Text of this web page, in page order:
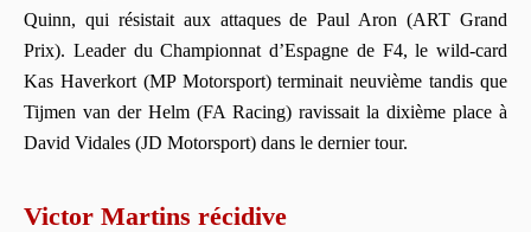
Quinn, qui résistait aux attaques de Paul Aron (ART Grand
Prix). Leader du Championnat d’Espagne de F4, le wild-card
Kas Haverkort (MP Motorsport) terminait neuvième tandis que
Tijmen van der Helm (FA Racing) ravissait la dixième place à
David Vidales (JD Motorsport) dans le dernier tour.
Victor Martins récidive